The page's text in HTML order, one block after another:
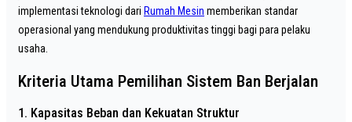
implementasi teknologi dari Rumah Mesin memberikan standar
operasional yang mendukung produktivitas tinggi bagi para pelaku
usaha.
Kriteria Utama Pemilihan Sistem Ban Berjalan
1. Kapasitas Beban dan Kekuatan Struktur